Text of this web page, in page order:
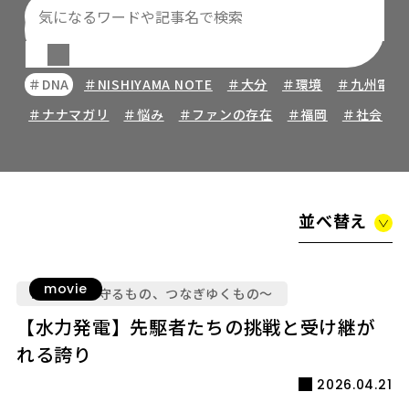
＃DNA ＃NISHIYAMA NOTE ＃大分 ＃環境
＃九州電力
＃ナナマガリ
＃悩み ＃ファンの存在 ＃福岡 ＃社会
並べ替え
movie
LEGACY ～守るもの、つなぎゆくもの～
【水力発電】先駆者たちの挑戦と受け継が
れる誇り
2026.04.21